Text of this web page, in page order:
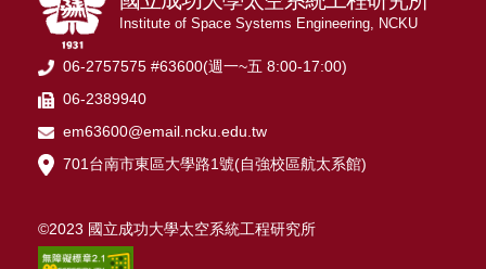
Institute of Space Systems Engineering, NCKU
06-2757575 #63600(週一~五 8:00-17:00)
06-2389940
em63600@email.ncku.edu.tw
701台南市東區大學路1號(自強校區航太系館)
©2023 國立成功大學太空系統工程研究所